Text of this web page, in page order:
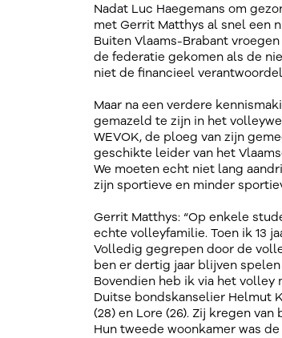
Nadat Luc Haegemans om
met Gerrit Matthys al snel een
Buiten Vlaams-Brabant
de federatie gekomen als de
niet de financieel
Maar na een verdere
gemazeld te zijn in het
WEVOK, de ploeg van zijn
geschikte leider van het
We moeten echt niet lang
zijn sportieve en minder
Gerrit Matthys: “Op enkele
echte volleyfamilie. Toen ik 13
Volledig gegrepen door de
ben er dertig jaar blijven
Bovendien heb ik via het volley
Duitse bondskanselier Helmut
(28) en Lore (26). Zij kregen
Hun tweede woonkamer was